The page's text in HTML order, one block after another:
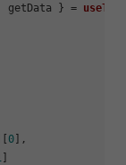
getData } =
0],
]